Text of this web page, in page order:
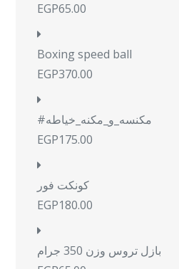
EGP65.00
Boxing speed ball
EGP370.00
#مكنسه_و_مكنه_خياطه
EGP175.00
كونكت فور
EGP180.00
بازل تروس وزن 350 جرام